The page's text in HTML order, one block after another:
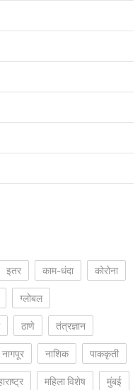
इतर काम-धंदा
कोरोना
ग्लोबल
ठाणे
तंत्रज्ञान
नागपूर नाशिक
पाककृती
महिला विशेष
मुंबई